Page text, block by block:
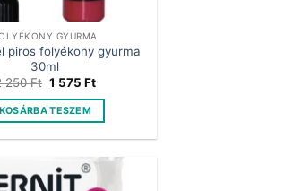
GYURMA
piros folyékony gyurma
30ml
250Ft Original
was:
2
1 575 FtCurrent
is:
KOSÁRBA TESZEM